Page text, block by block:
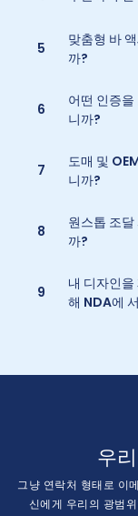
5
맞춤형 바
까?
6
어떤 인증
니까?
7
도매 및
니까?
8
원스톱 조
까?
9
내 디자인
해 NDA에
우
그냥 연락처 형태로 이
신에게 우리의 광범